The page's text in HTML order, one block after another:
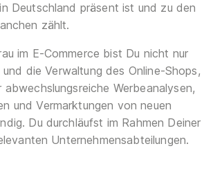
für den Ausbildungsberuf
im E-Commerce (m/w/d) J.W.
KG Essen
Deutschland präsent ist und zu den
zählt.
im E-Commerce bist Du nicht nur
die Verwaltung des Online-Shops,
Werbeanalysen,
und Vermarktungen von neuen
Du durchläufst im Rahmen Deiner
Unternehmensabteilungen.